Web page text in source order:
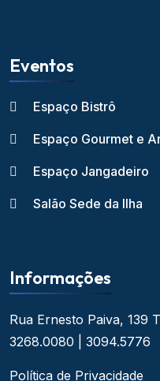
Eventos
Espaço Bistrô
Espaço Gourmet e
Espaço Jangadeiro
Salão Sede da Ilha
Informações
Rua Ernesto Paiva, 139
3268.0080 | 3094.5776
Política de Privacidade